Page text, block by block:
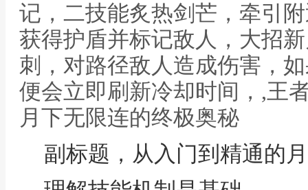
记，二技能炙热剑芒，牵引
获得护盾并标记敌人，大招
刺，对路径敌人造成伤害，
便会立即刷新冷却时间，,王
月下无限连的终极奥秘
副标题，从入门到精通的